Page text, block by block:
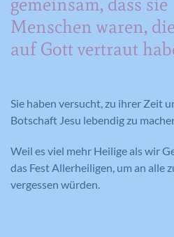
Menschen waren,
auf Gott vertraut
Sie haben versucht, zu ihrer Zeit
Botschaft Jesu lebendig zu
Weil es viel mehr Heilige als wir
das Fest Allerheiligen, um an alle
vergessen würden.